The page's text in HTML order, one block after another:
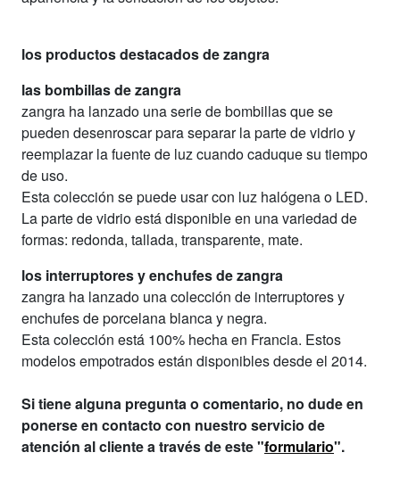
los productos destacados de zangra
las bombillas de zangra
zangra ha lanzado una serie de bombillas que se
pueden desenroscar para separar la parte de vidrio y
reemplazar la fuente de luz cuando caduque su tiempo
de uso.
Esta colección se puede usar con luz halógena o LED.
La parte de vidrio está disponible en una variedad de
formas: redonda, tallada, transparente, mate.
los interruptores y enchufes de zangra
zangra ha lanzado una colección de interruptores y
enchufes de porcelana blanca y negra.
Esta colección está 100% hecha en Francia. Estos
modelos empotrados están disponibles desde el 2014.
Si tiene alguna pregunta o comentario, no dude en
ponerse en contacto con nuestro servicio de
atención al cliente a través de este "formulario".